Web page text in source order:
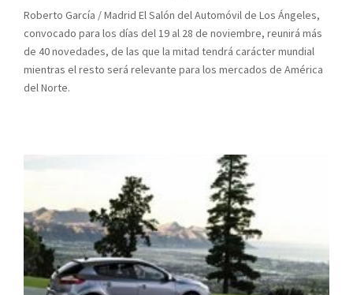
Roberto García / Madrid El Salón del Automóvil de Los Ángeles,
convocado para los días del 19 al 28 de noviembre, reunirá más
de 40 novedades, de las que la mitad tendrá carácter mundial
mientras el resto será relevante para los mercados de América
del Norte.